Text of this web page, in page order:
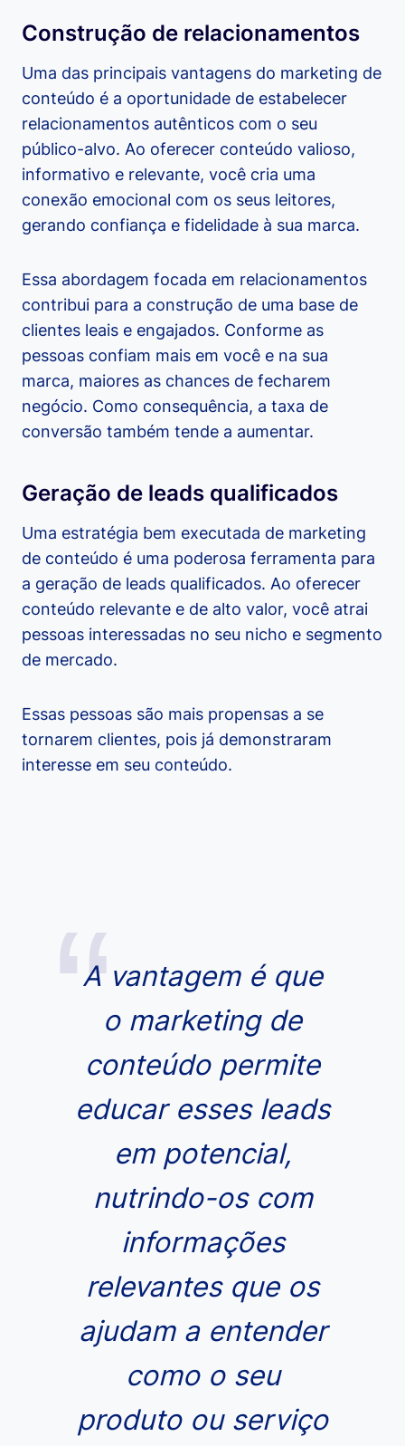
Construção de relacionamentos
Uma das principais vantagens do marketing de
conteúdo é a oportunidade de estabelecer
relacionamentos autênticos com o seu
público-alvo. Ao oferecer conteúdo valioso,
informativo e relevante, você cria uma
conexão emocional com os seus leitores,
gerando confiança e fidelidade à sua marca.
Essa abordagem focada em relacionamentos
contribui para a construção de uma base de
clientes leais e engajados. Conforme as
pessoas confiam mais em você e na sua
marca, maiores as chances de fecharem
negócio. Como consequência, a taxa de
conversão também tende a aumentar.
Geração de leads qualificados
Uma estratégia bem executada de marketing
de conteúdo é uma poderosa ferramenta para
a geração de leads qualificados. Ao oferecer
conteúdo relevante e de alto valor, você atrai
pessoas interessadas no seu nicho e segmento
de mercado.
Essas pessoas são mais propensas a se
tornarem clientes, pois já demonstraram
interesse em seu conteúdo.
A vantagem é que
o marketing de
conteúdo permite
educar esses leads
em potencial,
nutrindo-os com
informações
relevantes que os
ajudam a entender
como o seu
produto ou serviço